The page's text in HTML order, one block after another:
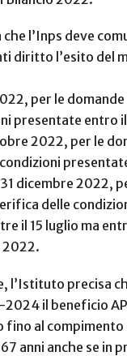
l’Inps deve
diritto l’esito del
per le
presentate entro
2022, per le
31 dicembre 2022,
delle
il 15 luglio ma
2022.
l’Istituto precisa
il beneficio
al compimento
anni anche se in